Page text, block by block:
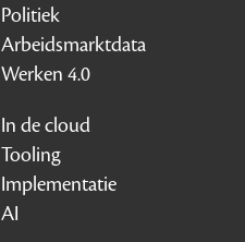
Politiek
Arbeidsmarktdata
Werken 4.0
In de cloud
Tooling
Implementatie
AI